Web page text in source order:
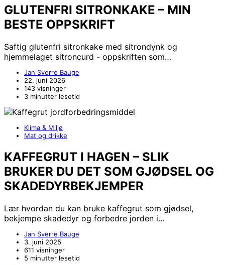
GLUTENFRI SITRONKAKE – MIN
BESTE OPPSKRIFT
Saftig glutenfri sitronkake med sitrondynk og
hjemmelaget sitroncurd - oppskriften som…
Jan Sverre Bauge
22. juni 2026
143 visninger
3 minutter lesetid
Klima & Miljø
Mat og drikke
KAFFEGRUT I HAGEN – SLIK
BRUKER DU DET SOM GJØDSEL OG
SKADEDYRBEKJEMPER
Lær hvordan du kan bruke kaffegrut som gjødsel,
bekjempe skadedyr og forbedre jorden i…
Jan Sverre Bauge
3. juni 2025
611 visninger
5 minutter lesetid